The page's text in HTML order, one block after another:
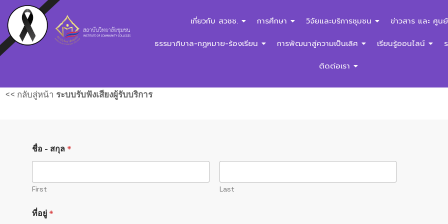
เกี่ยวกับ สวชช. การศึกษา วิจัยและบริการชุมชน ข่าวสาร และ ศูน
ธรรมาภิบาล-กฏหมาย-ร้องเรียน การพัฒนาสู่ความเป็นเลิศ เรียนรู้ออนไลน์
ติดต่อเรา
ระบบแจ้งเรื่องร้องเรียนการทุจริตและประพฤติมิ
<< กลับสู่หน้า ระบบรับฟังเสียงผู้รับบริการ
ชื่อ - สกุล*
First Last
ที่อยู่*